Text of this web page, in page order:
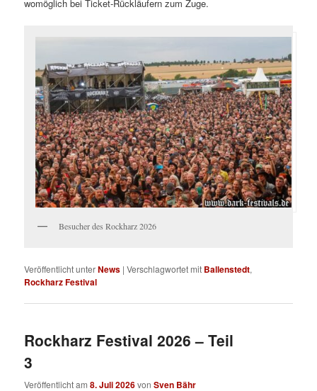
womöglich bei Ticket-Rückläufern zum Zuge.
Besucher des Rockharz 2026
Veröffentlicht unterNews |Verschlagwortet mit Ballenstedt,
Rockharz Festival
Rockharz Festival 2026 – Teil
3
Veröffentlicht am8. Juli 2026vonSven Bähr